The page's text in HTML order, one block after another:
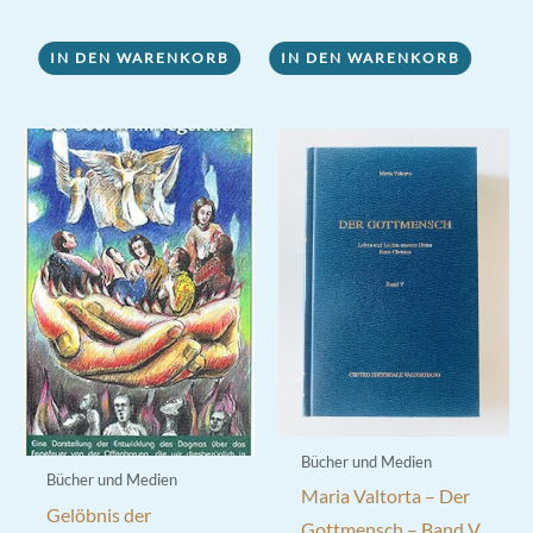
IN DEN WARENKORB
5.00
IN DEN WARENKORB
Bücher und Medien
Gelöbnis der
Bücher und Medien
Maria Valtorta – Der